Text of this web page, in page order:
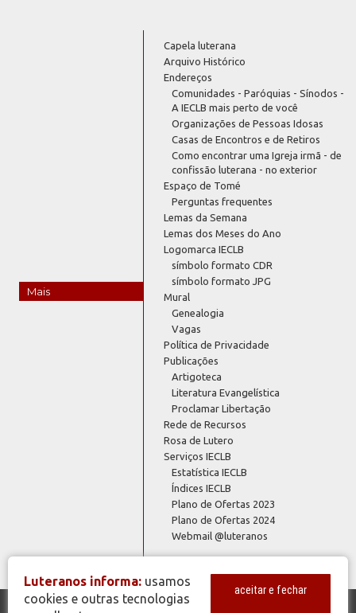
Mais
Capela luterana
Arquivo Histórico
Endereços
Comunidades - Paróquias - Sínodos -
A IECLB mais perto de você
Organizações de Pessoas Idosas
Casas de Encontros e de Retiros
Como encontrar uma Igreja irmã - de
confissão luterana - no exterior
Espaço de Tomé
Perguntas frequentes
Lemas da Semana
Lemas dos Meses do Ano
Logomarca IECLB
símbolo formato CDR
símbolo formato JPG
Mural
Genealogia
Vagas
Política de Privacidade
Publicações
Artigoteca
Literatura Evangelística
Proclamar Libertação
Rede de Recursos
Rosa de Lutero
Serviços IECLB
Estatística IECLB
Índices IECLB
Plano de Ofertas 2023
Plano de Ofertas 2024
Webmail @luteranos
Luteranos informa: usamos
cookies e outras tecnologias
aceitar e fechar